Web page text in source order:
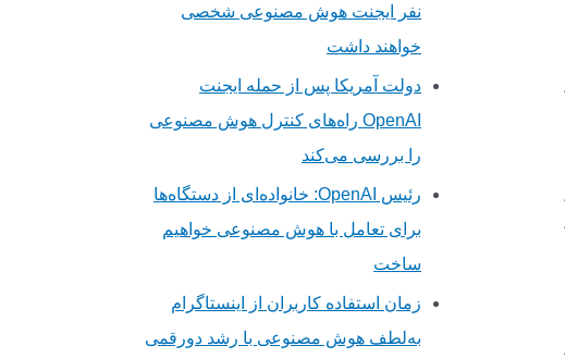
نفر ایجنت هوش مصنوعی شخصی
خواهند داشت
دولت آمریکا پس از حمله ایجنت
OpenAI راه‌های کنترل هوش مصنوعی
را بررسی می‌کند
رئیس OpenAI: خانواده‌ای از دستگاه‌ها
برای تعامل با هوش مصنوعی خواهیم
ساخت
زمان استفاده کاربران از اینستاگرام
به‌لطف هوش مصنوعی با رشد دورقمی